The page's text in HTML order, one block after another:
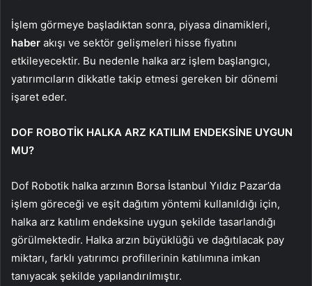
İşlem görmeye başladıktan sonra, piyasa dinamikleri,
haber akışı ve sektör gelişmeleri hisse fiyatını
etkileyecektir. Bu nedenle halka arz işlem başlangıcı,
yatırımcıların dikkatle takip etmesi gereken bir dönemi
işaret eder.
DOF ROBOTİK HALKA ARZ KATILIM ENDEKSİNE UYGUN
MU?
Dof Robotik halka arzının Borsa İstanbul Yıldız Pazar’da
işlem göreceği ve eşit dağıtım yöntemi kullanıldığı için,
halka arz katılım endeksine uygun şekilde tasarlandığı
görülmektedir. Halka arzın büyüklüğü ve dağıtılacak pay
miktarı, farklı yatırımcı profillerinin katılımına imkan
tanıyacak şekilde yapılandırılmıştır.